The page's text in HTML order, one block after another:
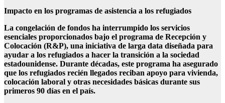
Impacto en los programas de asistencia a los refugiados
La congelación de fondos ha interrumpido los servicios
esenciales proporcionados bajo el programa de Recepción y
Colocación (R&P), una iniciativa de larga data diseñada para
ayudar a los refugiados a hacer la transición a la sociedad
estadounidense. Durante décadas, este programa ha asegurado
que los refugiados recién llegados reciban apoyo para vivienda,
colocación laboral y otras necesidades básicas durante sus
primeros 90 días en el país.